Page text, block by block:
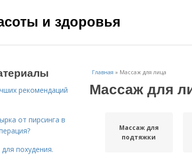
и здоровья
Главная » Массаж для лица
Массаж для
Массаж для
подтяжки
рекомендаций
от пирсинга в
похудения.